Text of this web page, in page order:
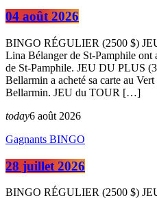
04 août 2026
BINGO RÉGULIER (2500 $)
Lina Bélanger de St-Pamphile ont
de St-Pamphile. JEU DU PLUS
Bellarmin a acheté sa carte au
Bellarmin. JEU du TOUR […]
today6 août 2026
Gagnants BINGO
28 juillet 2026
BINGO RÉGULIER (2500 $)